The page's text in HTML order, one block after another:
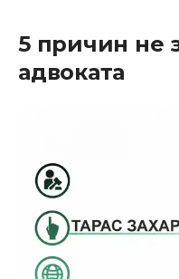
5 причин не
адвоката